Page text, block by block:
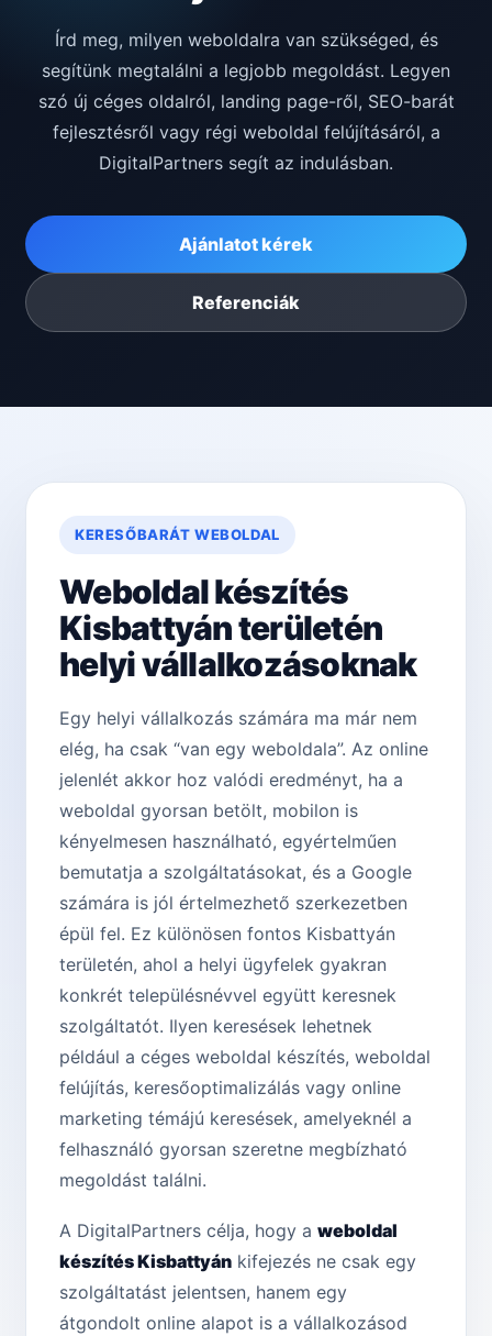
Írd meg, milyen weboldalra van szükséged, és
segítünk megtalálni a legjobb megoldást. Legyen
szó új céges oldalról, landing page-ről, SEO-barát
fejlesztésről vagy régi weboldal felújításáról, a
DigitalPartners segít az indulásban.
Ajánlatot kérek
Referenciák
KERESŐBARÁT WEBOLDAL
Weboldal készítés
Kisbattyán területén
helyi vállalkozásoknak
Egy helyi vállalkozás számára ma már nem
elég, ha csak “van egy weboldala”. Az online
jelenlét akkor hoz valódi eredményt, ha a
weboldal gyorsan betölt, mobilon is
kényelmesen használható, egyértelműen
bemutatja a szolgáltatásokat, és a Google
számára is jól értelmezhető szerkezetben
épül fel. Ez különösen fontos Kisbattyán
területén, ahol a helyi ügyfelek gyakran
konkrét településnévvel együtt keresnek
szolgáltatót. Ilyen keresések lehetnek
például a céges weboldal készítés, weboldal
felújítás, keresőoptimalizálás vagy online
marketing témájú keresések, amelyeknél a
felhasználó gyorsan szeretne megbízható
megoldást találni.
A DigitalPartners célja, hogy a weboldal
készítés Kisbattyán kifejezés ne csak egy
szolgáltatást jelentsen, hanem egy
átgondolt online alapot is a vállalkozásod